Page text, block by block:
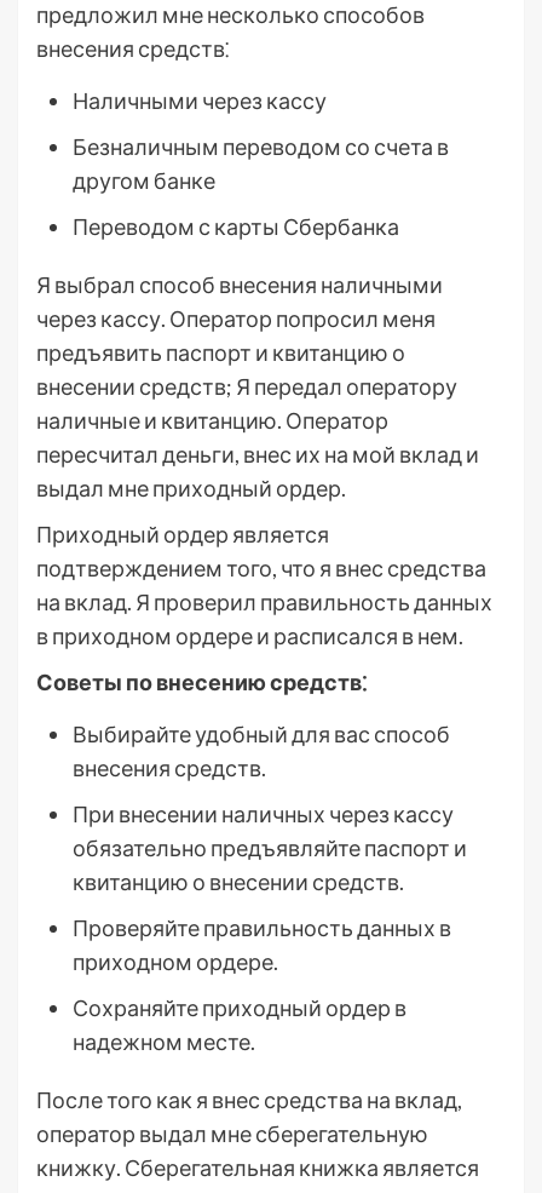
предложил мне несколько способов
внесения средств⁚
Наличными через кассу
Безналичным переводом со счета в
другом банке
Переводом с карты Сбербанка
Я выбрал способ внесения наличными
через кассу. Оператор попросил меня
предъявить паспорт и квитанцию о
внесении средств; Я передал оператору
наличные и квитанцию. Оператор
пересчитал деньги, внес их на мой вклад и
выдал мне приходный ордер.
Приходный ордер является
подтверждением того, что я внес средства
на вклад. Я проверил правильность данных
в приходном ордере и расписался в нем.
Советы по внесению средств⁚
Выбирайте удобный для вас способ
внесения средств.
При внесении наличных через кассу
обязательно предъявляйте паспорт и
квитанцию о внесении средств.
Проверяйте правильность данных в
приходном ордере.
Сохраняйте приходный ордер в
надежном месте.
После того как я внес средства на вклад,
оператор выдал мне сберегательную
книжку. Сберегательная книжка является